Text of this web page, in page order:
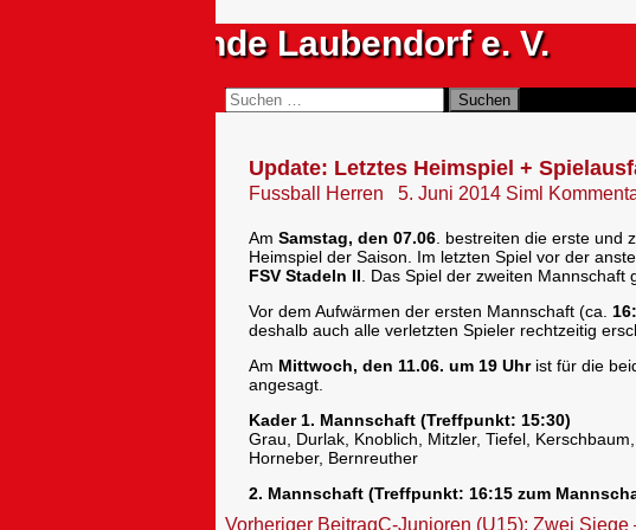
Sportfreunde Laubendorf e. V.
Suchen
nach:
Update: Letztes Heimspiel +
Fussball Herren 5. Juni 2014 Siml
Am Samstag, den 07.06 . bestreiten die erste und
Heimspiel der Saison. Im letzten Spiel vor der
FSV Stadeln II . Das Spiel der zweiten Mannschaft
Vor dem Aufwärmen der ersten Mannschaft (ca.
deshalb auch alle verletzten Spieler rechtzeitig
Am Mittwoch, den 11.06. um 19 Uhrist für die
angesagt.
Kader 1. Mannschaft (Treffpunkt: 15:30)
Grau, Durlak, Knoblich, Mitzler, Tiefel,
Horneber, Bernreuther
2. Mannschaft (Treffpunkt: 16:15 zum
Vorheriger BeitragC-Junioren (U15): Zwei Siege